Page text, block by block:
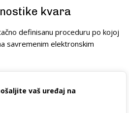
kvara
definisanu proceduru po kojoj
savremenim elektronskim
vaš uređaj na